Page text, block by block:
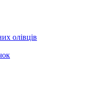
олівців